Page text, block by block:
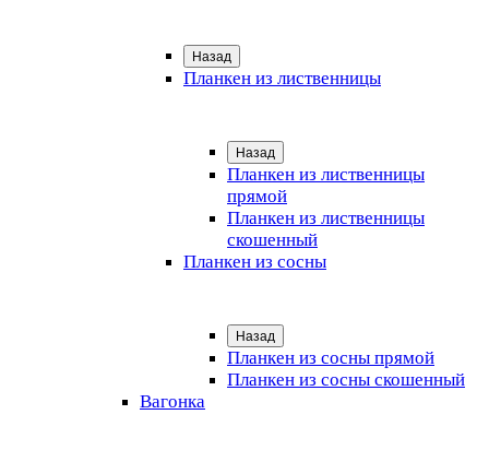
Назад
Планкен из лиственницы
Назад
Планкен из лиственницы
прямой
Планкен из лиственницы
скошенный
Планкен из сосны
Назад
Планкен из сосны прямой
Планкен из сосны скошенный
Вагонка